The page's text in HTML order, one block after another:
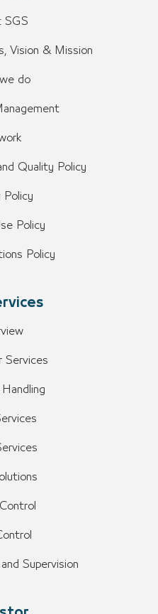
SGS
Vision & Mission
do
Quality Policy
Policy
Policy
Policy
Services
Supervision